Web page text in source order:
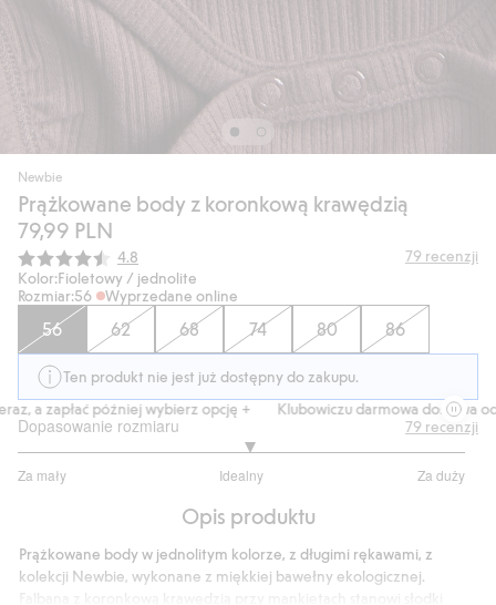
Newbie
Prążkowane body z koronkową krawędzią
79,99 PLN
Średnia ocena:
4.8 79 recenzji
Kolor:Fioletowy / jednolite
Rozmiar:56 Wyprzedane online
56 62 68 74 80 86
Ten produkt nie jest już dostępny do zakupu.
a zapłać później wybierz opcję +
Klubowiczu darmowa dostawa od
Dopasowanie rozmiaru
Za mały Idealny Za duży
na
63
głosów
79 recenzji
Opis produktu
Prążkowane body w jednolitym kolorze, z długimi rękawami, z
kolekcji Newbie, wykonane z miękkiej bawełny ekologicznej.